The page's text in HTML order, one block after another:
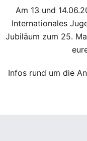
Am 13 und
Internationales
Jubiläum zum 25.
Infos rund um die